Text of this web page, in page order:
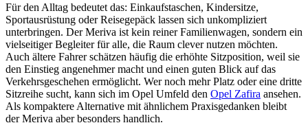
Für den Alltag bedeutet das: Einkaufstaschen, Kindersitze,
Sportausrüstung oder Reisegepäck lassen sich unkompliziert
unterbringen. Der Meriva ist kein reiner Familienwagen, sondern ein
vielseitiger Begleiter für alle, die Raum clever nutzen möchten.
Auch ältere Fahrer schätzen häufig die erhöhte Sitzposition, weil sie
den Einstieg angenehmer macht und einen guten Blick auf das
Verkehrsgeschehen ermöglicht. Wer noch mehr Platz oder eine dritte
Sitzreihe sucht, kann sich im Opel Umfeld den Opel Zafira ansehen.
Als kompaktere Alternative mit ähnlichem Praxisgedanken bleibt
der Meriva aber besonders handlich.